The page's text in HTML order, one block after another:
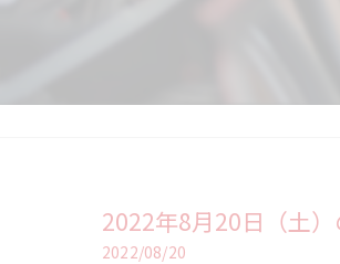
2022年8月20日（土
2022/08/20